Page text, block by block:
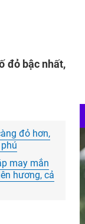
đỏ bậc nhất,
đỏ hơn,
may mắn
hương, cả